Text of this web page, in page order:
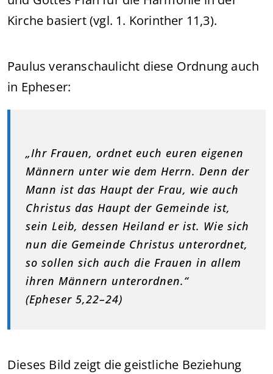
Kirche basiert (vgl. 1. Korinther 11,3).
Paulus veranschaulicht diese Ordnung auch
in Epheser:
„Ihr Frauen, ordnet euch euren eigenen
Männern unter wie dem Herrn. Denn der
Mann ist das Haupt der Frau, wie auch
Christus das Haupt der Gemeinde ist,
sein Leib, dessen Heiland er ist. Wie sich
nun die Gemeinde Christus unterordnet,
so sollen sich auch die Frauen in allem
ihren Männern unterordnen.“
(Epheser 5,22–24)
Dieses Bild zeigt die geistliche Beziehung